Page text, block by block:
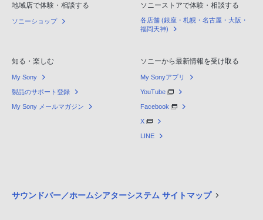
地域店で体験・相談する
ソニーショップ
ソニーストアで体験・相談する
各店舗 (銀座・札幌・名古屋・大阪・
福岡天神)
知る・楽しむ
My Sony
製品のサポート登録
My Sony メールマガジン
ソニーから最新情報を受け取る
My Sonyアプリ
YouTube
Facebook
X
LINE
サウンドバー／ホームシアターシステム サイトマップ